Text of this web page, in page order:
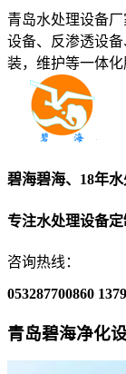
青岛水处理设备
设备、反渗透设
装，维护等一体化
碧海碧海、18年
专注水处理设备
咨询热线：
053287700860
青岛碧海净化